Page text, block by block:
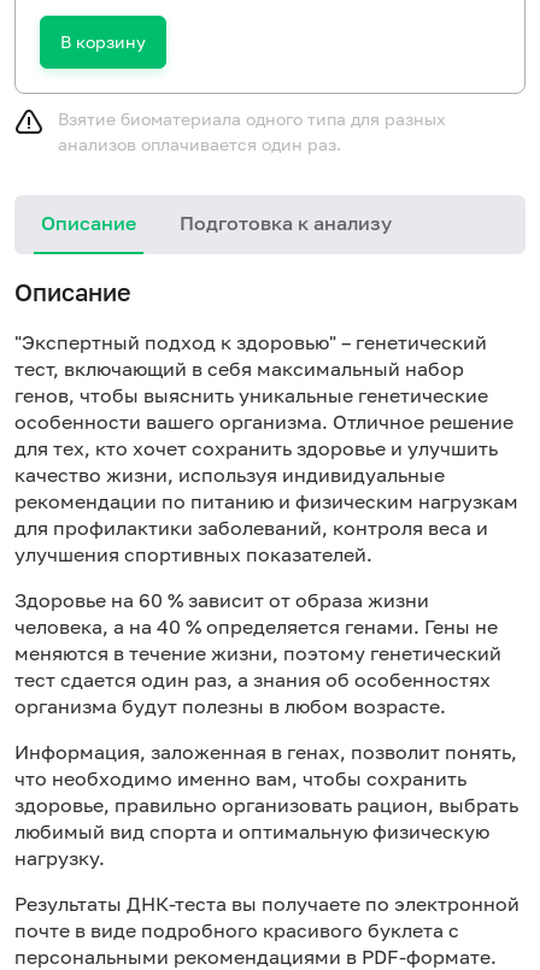
В корзину
Взятие биоматериала одного типа для разных
анализов оплачивается один раз.
Описание Подготовка к анализу
Описание
"Экспертный подход к здоровью" – генетический
тест, включающий в себя максимальный набор
генов, чтобы выяснить уникальные генетические
особенности вашего организма. Отличное решение
для тех, кто хочет сохранить здоровье и улучшить
качество жизни, используя индивидуальные
рекомендации по питанию и физическим нагрузкам
для профилактики заболеваний, контроля веса и
улучшения спортивных показателей.
Здоровье на 60 % зависит от образа жизни
человека, а на 40 % определяется генами. Гены не
меняются в течение жизни, поэтому генетический
тест сдается один раз, а знания об особенностях
организма будут полезны в любом возрасте.
Информация, заложенная в генах, позволит понять,
что необходимо именно вам, чтобы сохранить
здоровье, правильно организовать рацион, выбрать
любимый вид спорта и оптимальную физическую
нагрузку.
Результаты ДНК-теста вы получаете по электронной
почте в виде подробного красивого буклета с
персональными рекомендациями в PDF-формате.